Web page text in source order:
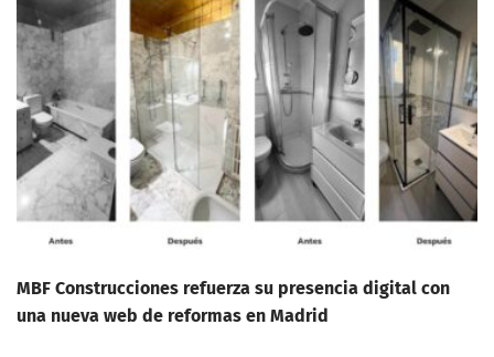
MBF Construcciones refuerza su presencia digital con
una nueva web de reformas en Madrid